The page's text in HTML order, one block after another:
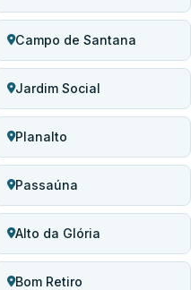
Campo de Santana
Jardim Social
Planalto
Passaúna
Alto da Glória
Bom Retiro